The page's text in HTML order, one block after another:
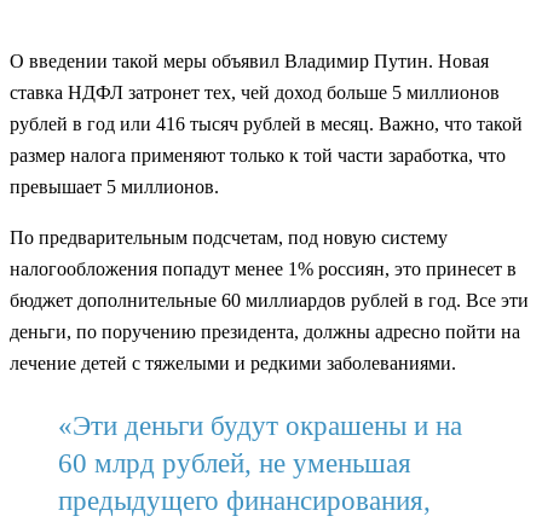
О введении такой меры объявил Владимир Путин. Новая
ставка НДФЛ затронет тех, чей доход больше 5 миллионов
рублей в год или 416 тысяч рублей в месяц. Важно, что такой
размер налога применяют только к той части заработка, что
превышает 5 миллионов.
По предварительным подсчетам, под новую систему
налогообложения попадут менее 1% россиян, это принесет в
бюджет дополнительные 60 миллиардов рублей в год. Все эти
деньги, по поручению президента, должны адресно пойти на
лечение детей с тяжелыми и редкими заболеваниями.
«Эти деньги будут окрашены и на
60 млрд рублей, не уменьшая
предыдущего финансирования,